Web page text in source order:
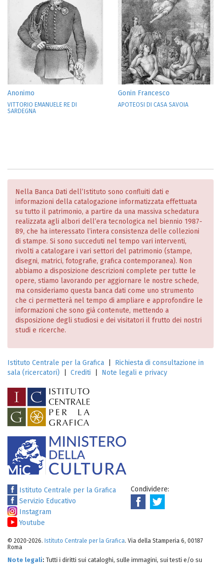
Anonimo
VITTORIO EMANUELE RE DI
SARDEGNA
Gonin Francesco
APOTEOSI DI CASA SAVOIA
Nella Banca Dati dell’Istituto sono confluiti dati e
informazioni della catalogazione informatizzata effettuata
su tutto il patrimonio, a partire da una massiva schedatura
realizzata agli albori dell’era tecnologica nel biennio 1987-
89, che ha interessato l’intera consistenza delle collezioni
di stampe. Si sono succeduti nel tempo vari interventi,
rivolti a catalogare i vari settori del patrimonio (stampe,
disegni, matrici, fotografie, grafica contemporanea). Non
abbiamo a disposizione descrizioni complete per tutte le
opere, stiamo lavorando per aggiornare le nostre schede,
ma consideriamo questa banca dati come uno strumento
che ci permetterà nel tempo di ampliare e approfondire le
informazioni che sono già contenute, mettendo a
disposizione degli studiosi e dei visitatori il frutto dei nostri
studi e ricerche.
Istituto Centrale per la Grafica
Richiesta di consultazione in
sala (ricercatori)
Crediti Note legali e privacy
Istituto Centrale per la Grafica
Servizio Educativo
Instagram
Youtube
Condividere:
© 2020-2026. Istituto Centrale per la Grafica. Via della Stamperia 6, 00187
Roma
Note legali: Tutti i diritti sui cataloghi, sulle immagini, sui testi e/o su